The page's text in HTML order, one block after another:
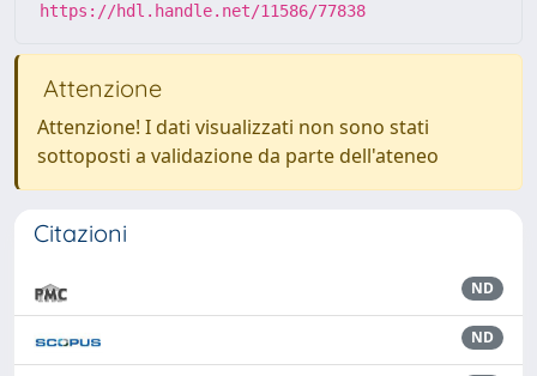
https://hdl.handle.net/11586/77838
Attenzione
Attenzione! I dati visualizzati non sono stati
sottoposti a validazione da parte dell'ateneo
Citazioni
ND
ND